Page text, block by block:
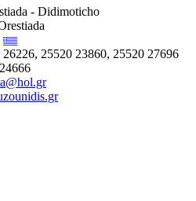
- Didimoticho
25520 23860, 25520 27696